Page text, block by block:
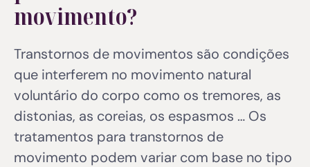
movimento?
Transtornos de movimentos são condições
que interferem no movimento natural
voluntário do corpo como os tremores, as
distonias, as coreias, os espasmos … Os
tratamentos para transtornos de
movimento podem variar com base no tipo